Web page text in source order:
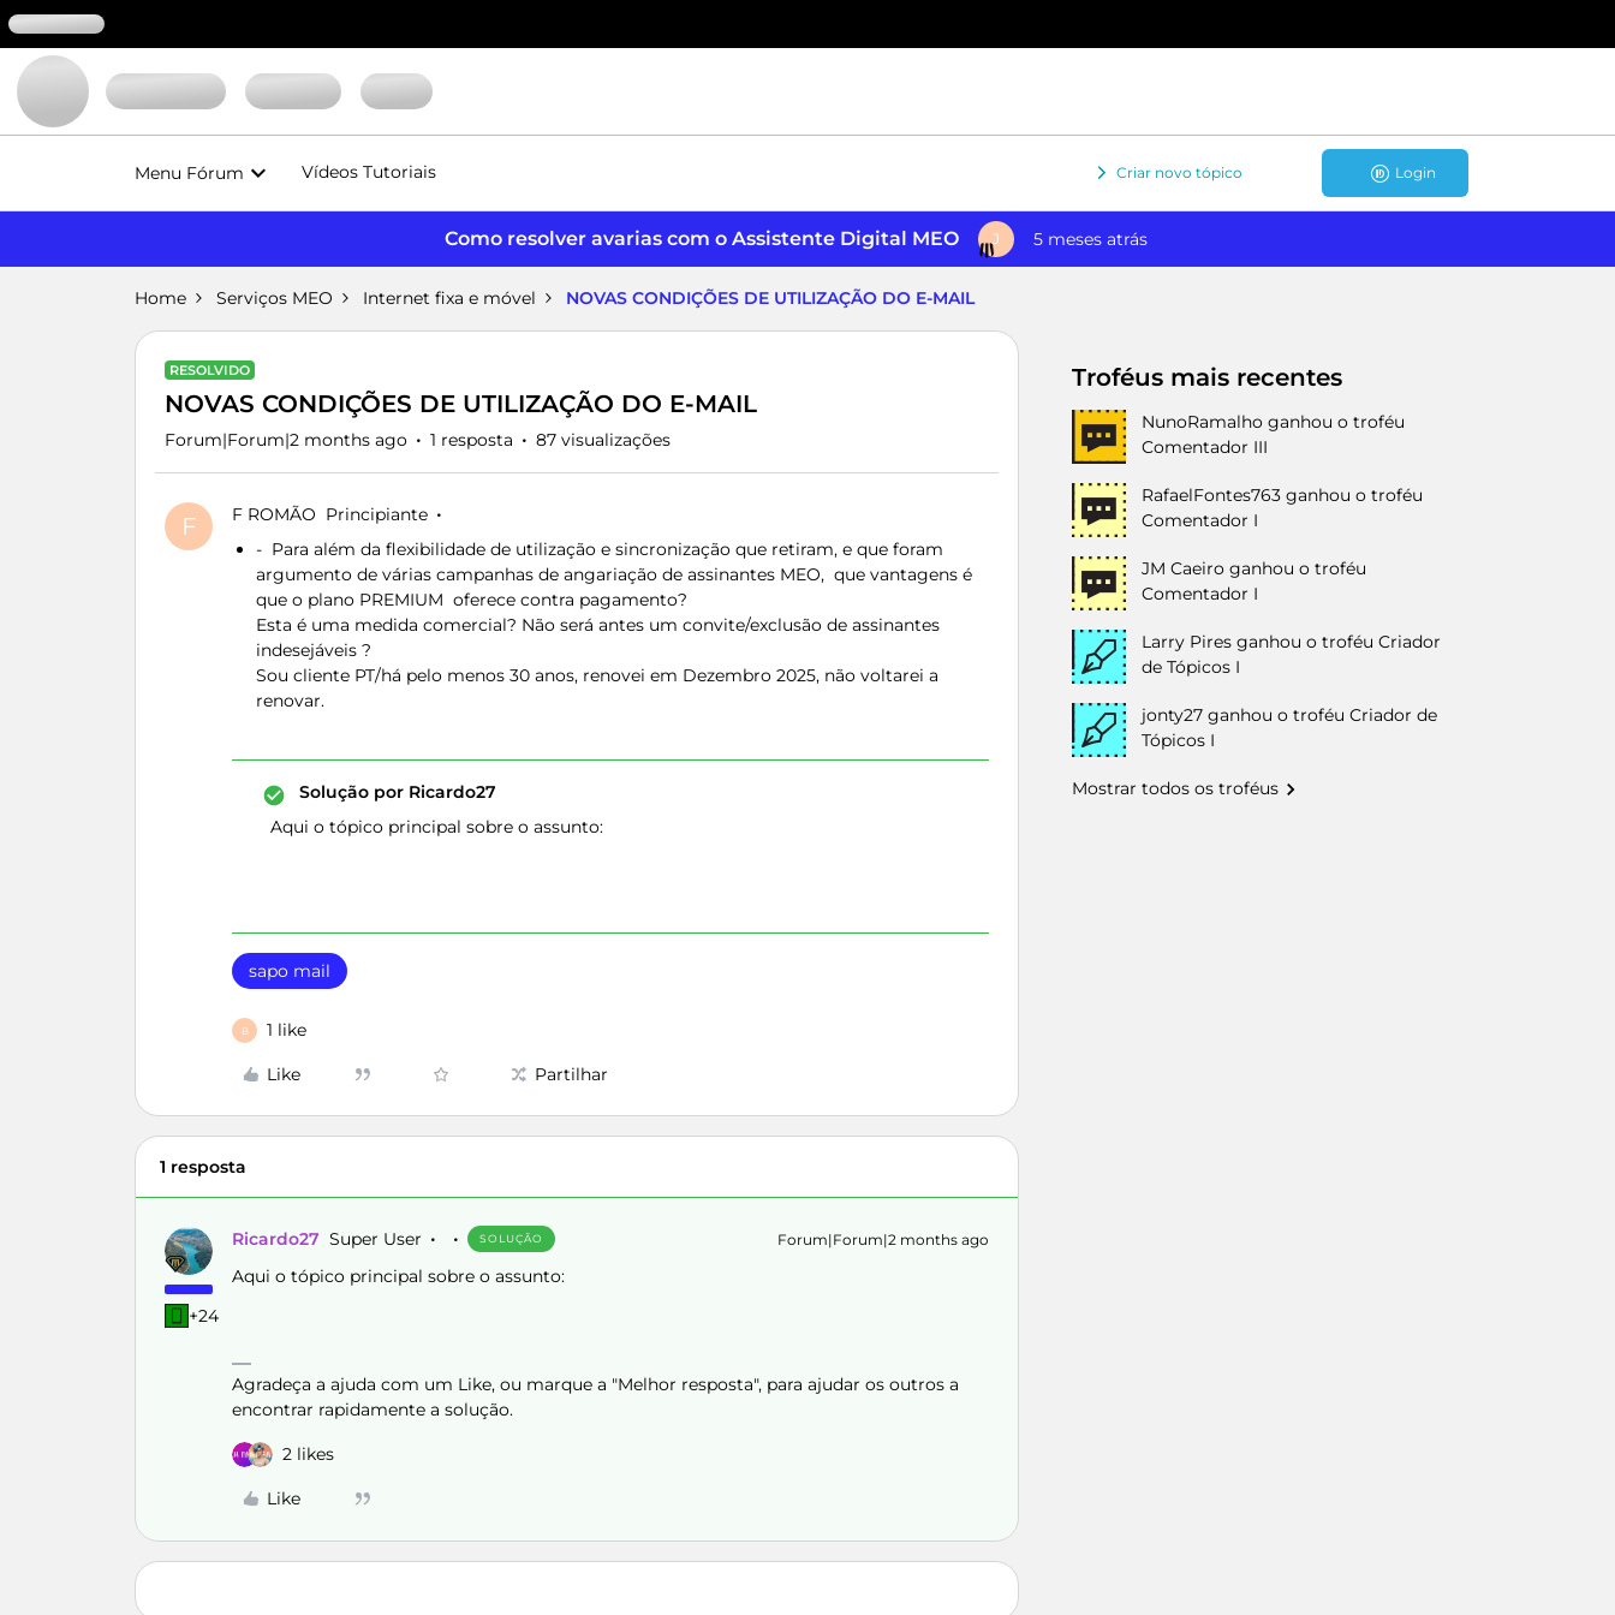
Menu Fórum Vídeos Tutoriais Criar novo tópico Login
Como resolver avarias com o Assistente Digital MEO J 5 meses atrás
Home Serviços MEO Internet fixa e móvel NOVAS CONDIÇÕES DE UTILIZAÇÃO DO E-MAIL
RESOLVIDO
NOVAS CONDIÇÕES DE UTILIZAÇÃO DO E-MAIL
Forum|Forum|2 months ago 1 resposta 87 visualizações
F F ROMÃO Principiante
- Para além da flexibilidade de utilização e sincronização que retiram, e que foram
argumento de várias campanhas de angariação de assinantes MEO, que vantagens é
que o plano PREMIUM oferece contra pagamento?
Esta é uma medida comercial? Não será antes um convite/exclusão de assinantes
indesejáveis ?
Sou cliente PT/há pelo menos 30 anos, renovei em Dezembro 2025, não voltarei a
renovar.
Solução por Ricardo27
Aqui o tópico principal sobre o assunto:
sapo mail
B 1 like
Like Partilhar
1 resposta
+24
Ricardo27 Super User SOLUÇÃO Forum|Forum|2 months ago
Aqui o tópico principal sobre o assunto:
Agradeça a ajuda com um Like, ou marque a "Melhor resposta", para ajudar os outros a
encontrar rapidamente a solução.
2 likes
Like
Troféus mais recentes
NunoRamalho ganhou o troféu
Comentador III
RafaelFontes763 ganhou o troféu
Comentador I
JM Caeiro ganhou o troféu
Comentador I
Larry Pires ganhou o troféu Criador
de Tópicos I
jonty27 ganhou o troféu Criador de
Tópicos I
Mostrar todos os troféus